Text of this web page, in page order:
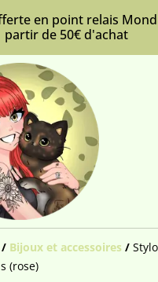
en point relais
partir de 50€ d'achat
/ Bijoux et accessoires /
(rose)